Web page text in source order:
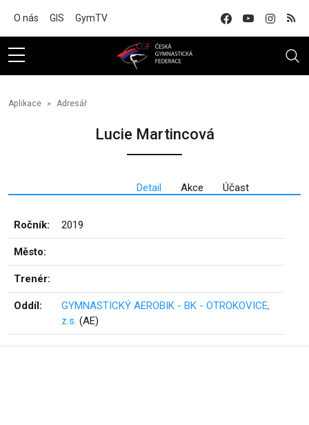
O nás GIS GymTV
Aplikace Adresář
Lucie Martincová
Detail Akce Účast
Ročník: 2019
Město:
Trenér:
Oddíl:
GYMNASTICKÝ AEROBIK - BK - OTROKOVICE,
z.s. (AE)